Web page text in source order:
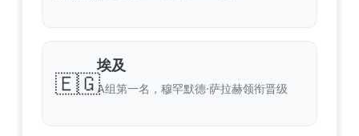
🇪🇬
埃及
A组第一名，穆罕默德·萨拉赫领衔晋级